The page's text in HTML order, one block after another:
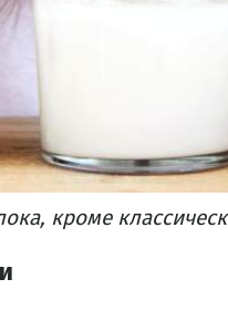
кроме